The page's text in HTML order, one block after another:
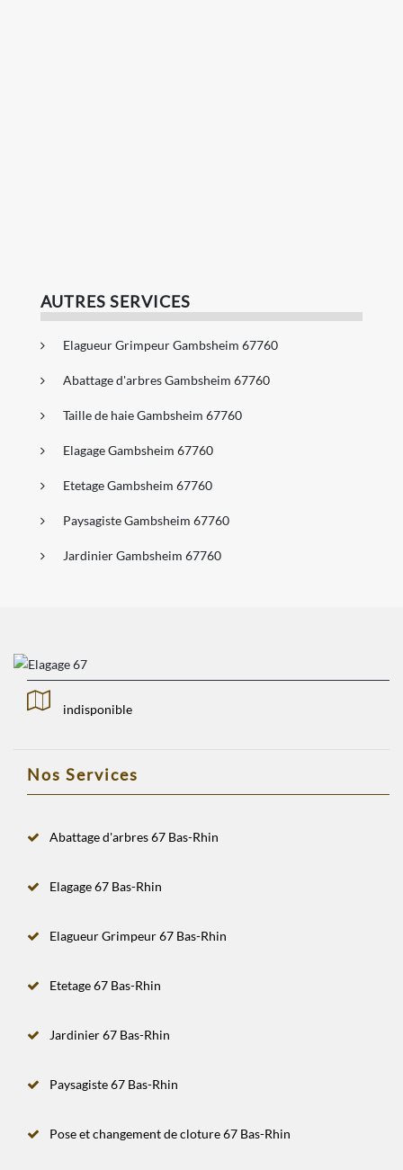
AUTRES SERVICES
Elagueur Grimpeur Gambsheim 67760
Abattage d'arbres Gambsheim 67760
Taille de haie Gambsheim 67760
Elagage Gambsheim 67760
Etetage Gambsheim 67760
Paysagiste Gambsheim 67760
Jardinier Gambsheim 67760
indisponible
Nos Services
Abattage d'arbres 67 Bas-Rhin
Elagage 67 Bas-Rhin
Elagueur Grimpeur 67 Bas-Rhin
Etetage 67 Bas-Rhin
Jardinier 67 Bas-Rhin
Paysagiste 67 Bas-Rhin
Pose et changement de cloture 67 Bas-Rhin